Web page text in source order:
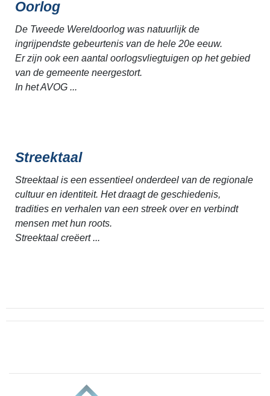
Oorlog
De Tweede Wereldoorlog was natuurlijk de
ingrijpendste gebeurtenis van de hele 20e eeuw.
Er zijn ook een aantal oorlogsvliegtuigen op het gebied
van de gemeente neergestort.
In het AVOG ...
Streektaal
Streektaal is een essentieel onderdeel van de regionale
cultuur en identiteit. Het draagt de geschiedenis,
tradities en verhalen van een streek over en verbindt
mensen met hun roots.
Streektaal creëert ...